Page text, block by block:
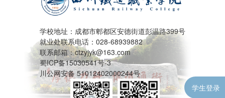
学生登录
学校地址：成都市郫都区安德街道彭温路399号
就业处联系电话：028-68939882
联系邮箱：ctzyjyk@163.com
蜀ICP备15030541号-3
川公网安备 51012402000244号